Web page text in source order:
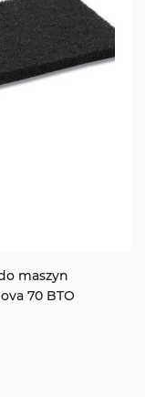
maszyn
70 BTO